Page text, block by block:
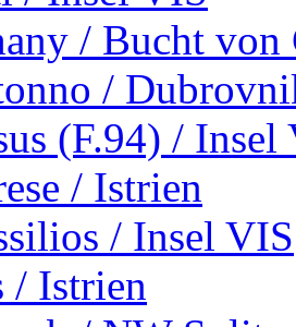
/ Bucht von
/
(F.94) / Insel
/ Istrien
/ Insel VIS
/ Istrien